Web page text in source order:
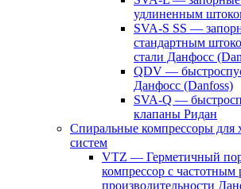
удлиненным
SVA-S SS —
стандартным
стали Данфосс
QDV —
Данфосс (Danfoss)
SVA-Q —
клапаны Ридан
Спиральные компрессоры для
систем
VTZ — Герметичный
компрессор с частотным
производительности